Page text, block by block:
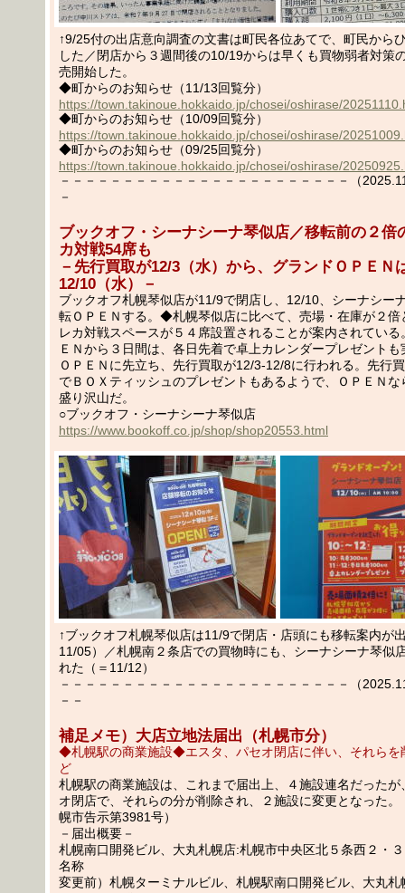
↑9/25付の出店意向調査の文書は町民各位あてで、町民から
した／閉店から３週間後の10/19からは早くも買物弱者対策
売開始した。
◆町からのお知らせ（11/13回覧分）
https://town.takinoue.hokkaido.jp/chosei/oshirase/
◆町からのお知らせ（10/09回覧分）
https://town.takinoue.hokkaido.jp/chosei/oshirase/
◆町からのお知らせ（09/25回覧分）
https://town.takinoue.hokkaido.jp/chosei/oshirase/
－－－－－－－－－－－－－－－－－－－－－－－（
－
ブックオフ・シーナシーナ琴似店／移転前の２倍
カ対戦54席も
－先行買取が12/3（水）から、グランドＯＰＥＮ
12/10（水）－
ブックオフ札幌琴似店が11/9で閉店し、12/10、シーナシー
転ＯＰＥＮする。◆札幌琴似店に比べて、売場・在庫が２倍
レカ対戦スペースが５４席設置されることが案内されてい
ＥＮから３日間は、各日先着で卓上カレンダープレゼント
ＯＰＥＮに先立ち、先行買取が12/3-12/8に行われる。先行
でＢＯＸティッシュのプレゼントもあるようで、ＯＰＥＮな
盛り沢山だ。
○ブックオフ・シーナシーナ琴似店
https://www.bookoff.co.jp/shop/shop20553.html
↑ブックオフ札幌琴似店は11/9で閉店・店頭にも移転案内が
11/05）／札幌南２条店での買物時にも、シーナシーナ琴似
れた（＝11/12）
－－－－－－－－－－－－－－－－－－－－－－－（
－－
補足メモ）大店立地法届出（札幌市分）
◆札幌駅の商業施設◆エスタ、パセオ閉店に伴い、それらを
ど
札幌駅の商業施設は、これまで届出上、４施設連名だったが
オ閉店で、それらの分が削除され、２施設に変更となった
幌市告示第3981号）
－届出概要－
札幌南口開発ビル、大丸札幌店:札幌市中央区北５条西２・
名称
変更前）札幌ターミナルビル、札幌駅南口開発ビル、大丸札